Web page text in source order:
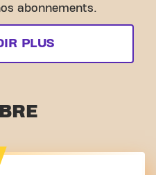
abonnements.
PLUS